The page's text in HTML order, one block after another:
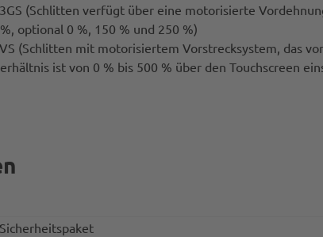
(Schlitten verfügt über eine motorisierte
optional 0 %, 150 % und 250 %)
(Schlitten mit motorisiertem Vorstrecksystem, das
ist von 0 % bis 500 % über den Touchscreen